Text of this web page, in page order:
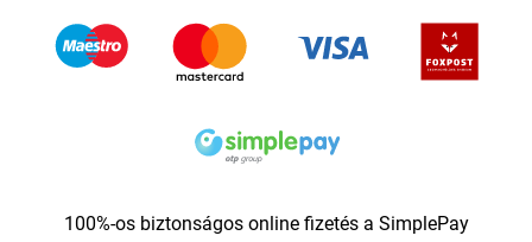
100%-os biztonságos online fizetés a SimplePay